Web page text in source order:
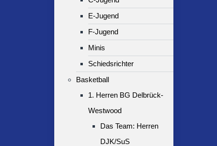
E-Jugend
F-Jugend
Minis
Schiedsrichter
Basketball
1. Herren BG Delbrück-
Westwood
Das Team: Herren
DJK/SuS